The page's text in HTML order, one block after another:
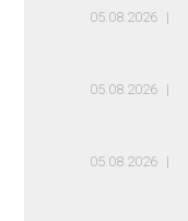
05.08.2026
05.08.2026
05.08.2026